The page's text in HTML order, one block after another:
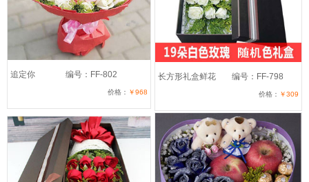
追定你 编号：FF-802
价格： ￥968
长方形礼盒鲜花 编号：FF-798
价格： ￥309